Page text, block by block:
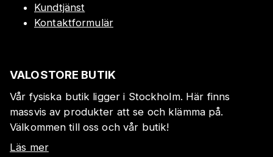
Kundtjänst
Kontaktformulär
VALOSTORE BUTIK
Vår fysiska butik ligger i Stockholm. Här finns
massvis av produkter att se och klämma på.
Välkommen till oss och vår butik!
Läs mer